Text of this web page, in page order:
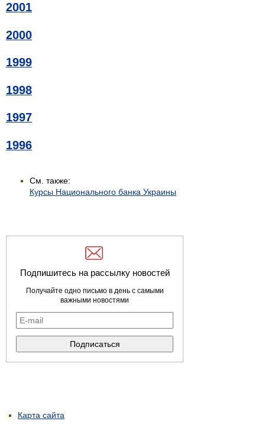
2001
2000
1999
1998
1997
1996
См. также:
Курсы Национального банка Украины
Подпишитесь на рассылку новостей
Получайте одно письмо в день с самыми
важными новостями
Карта сайта